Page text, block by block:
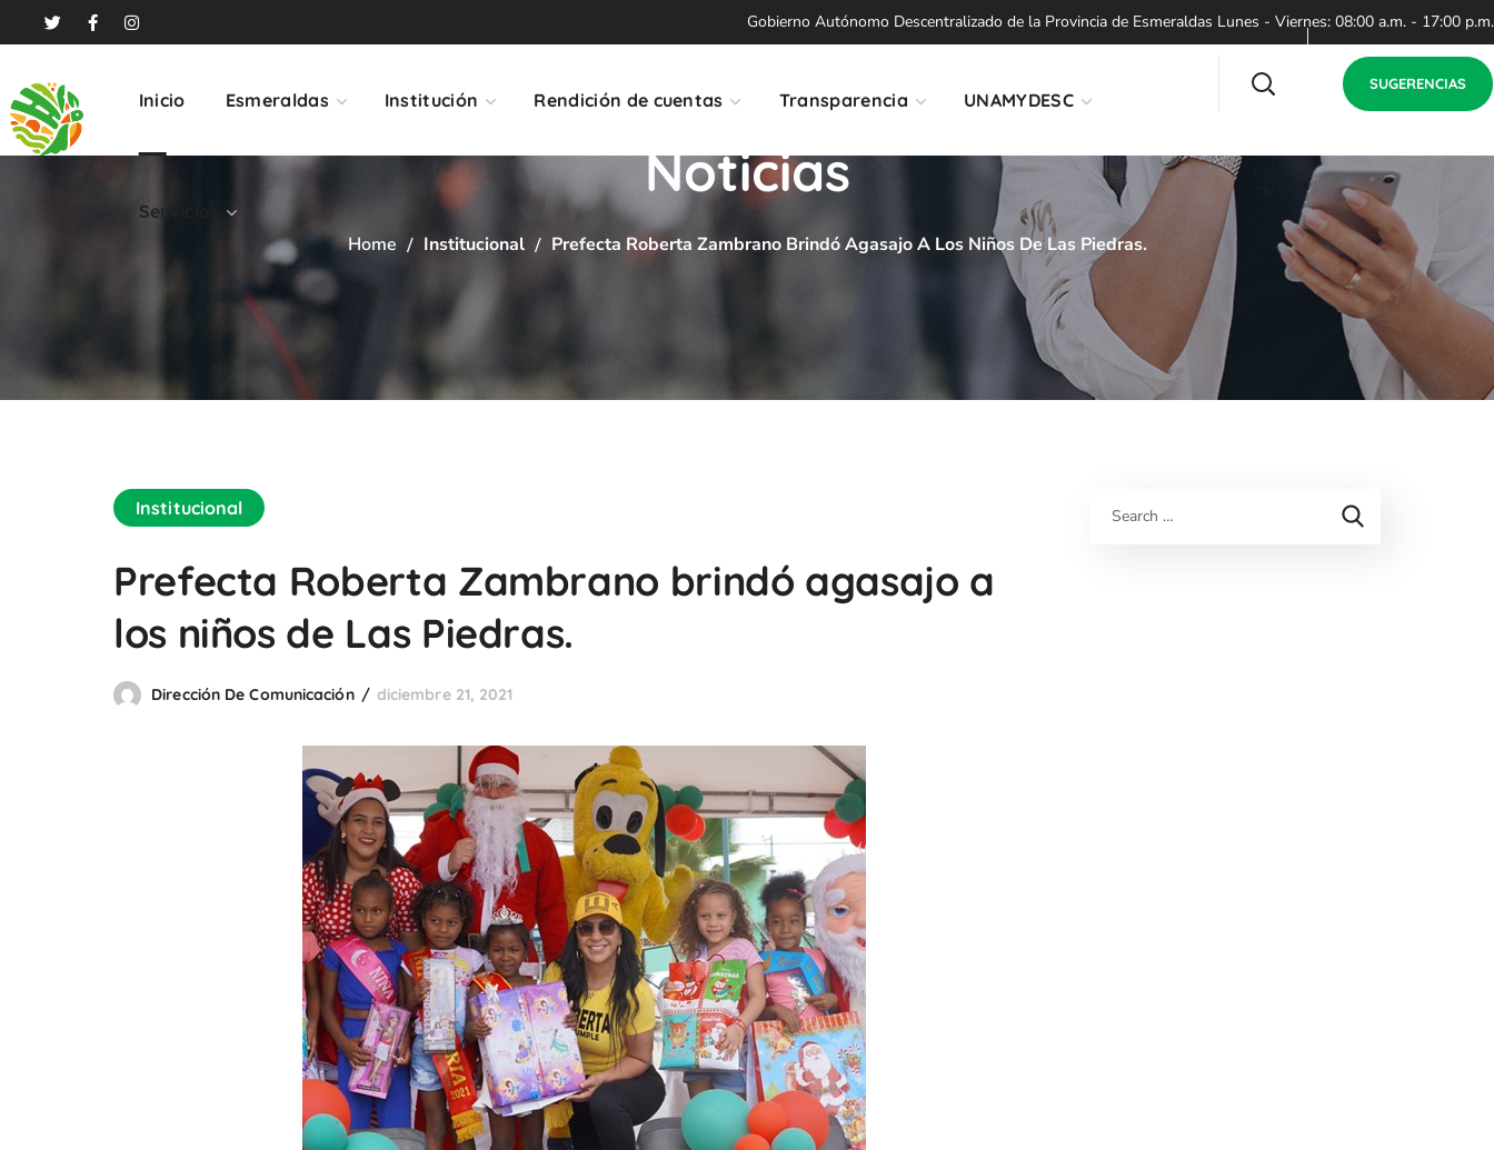
Gobierno Autónomo Descentralizado de la Provincia de Esmeraldas Lunes - Viernes: 08:00 a.m. - 17:00 p.m.
Inicio Esmeraldas Institución Rendición de cuentas Transparencia UNAMYDESC
Servicios
SUGERENCIAS
Noticias
Home Institucional Prefecta Roberta Zambrano Brindó Agasajo A Los Niños De Las Piedras.
Institucional
Prefecta Roberta Zambrano brindó agasajo a
los niños de Las Piedras.
Dirección De Comunicación diciembre 21, 2021